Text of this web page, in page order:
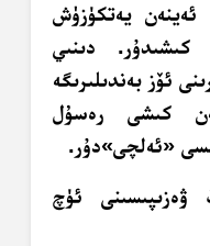
ئەينەن يەتكۈزۈش
كىشىدۇر. دىنىي
ئۆز بەندىلىرىگە
كىشى رەسۇل
«ئەلچى»دۇر.
ۋەزىپىسىنى ئۈچ